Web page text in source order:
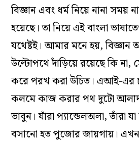
বিজ্ঞান এবং ধর্ম নিয়ে নানা সময়
হয়েছে। তা নিয়ে এই বাংলা
যথেষ্টই। আমার মনে হয়,
উল্টোপথে দাঁড়িয়ে রয়েছে কি না,
করে পরখ করা উচিত। এআই-এর
কলমে কাজ করার পথ দুটো
ভাবুন। যাঁরা প্যান্ডেলঅলা, তাঁরা
বসানো হত পুজোর জায়গায়। এখন